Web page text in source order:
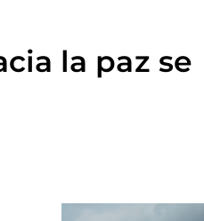
la paz se